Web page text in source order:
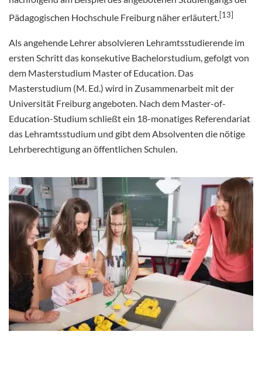
Pädagogischen Hochschule Freiburg näher erläutert.[13]
Als angehende Lehrer absolvieren Lehramtsstudierende im
ersten Schritt das konsekutive Bachelorstudium, gefolgt von
dem Masterstudium Master of Education. Das
Masterstudium (M. Ed.) wird in Zusammenarbeit mit der
Universität Freiburg angeboten. Nach dem Master-of-
Education-Studium schließt ein 18-monatiges Referendariat
das Lehramtsstudium und gibt dem Absolventen die nötige
Lehrberechtigung an öffentlichen Schulen.